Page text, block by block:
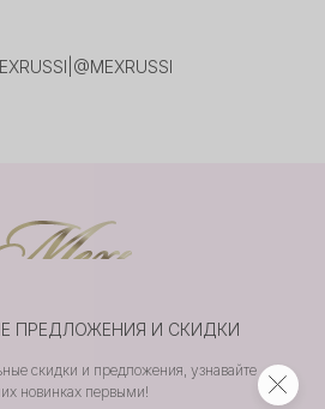
@MEXRUSSI
ПРЕДЛОЖЕНИЯ И СКИДКИ
скидки и предложения, узнавайте
новинках первыми!